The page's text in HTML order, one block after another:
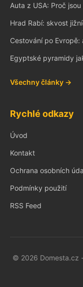
Auta z USA: Proč
Hrad Rabí: skvost
Cestování po Evropě:
Egyptské pyramidy
Všechny články →
Rychlé odkazy
Úvod
Kontakt
Ochrana osobních
Podmínky použití
RSS Feed
© 2026 Domesta.cz